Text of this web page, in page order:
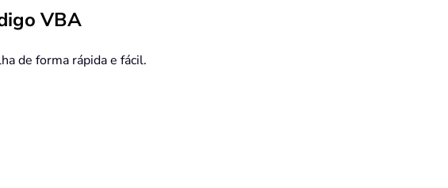
VBA
de forma rápida e fácil.